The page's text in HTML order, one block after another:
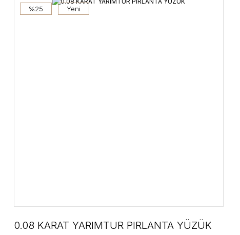
%25 Yeni
0.08 KARAT YARIMTUR PIRLANTA YÜZÜK